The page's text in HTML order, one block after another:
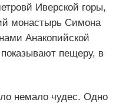
Иверской горы,
монастырь Симона
Анакопийской
пещеру, в
немало чудес. Одно